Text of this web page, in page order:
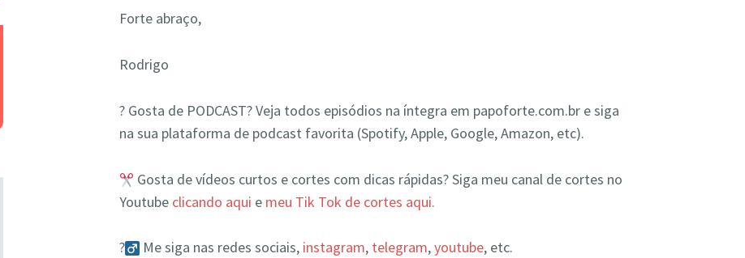
Forte abraço,
Rodrigo
?️ Gosta de PODCAST? Veja todos episódios na íntegra em papoforte.com.br e siga
na sua plataforma de podcast favorita (Spotify, Apple, Google, Amazon, etc).
Gosta de vídeos curtos e cortes com dicas rápidas? Siga meu canal de cortes no
Youtube clicando aqui e meu Tik Tok de cortes aqui.
?‍ Me siga nas redes sociais, instagram, telegram,youtube, etc.